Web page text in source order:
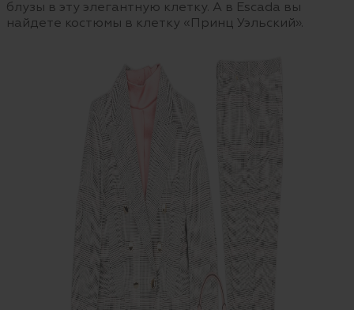
блузы в эту элегантную клетку. А в Escada вы
найдете костюмы в клетку «Принц Уэльский».